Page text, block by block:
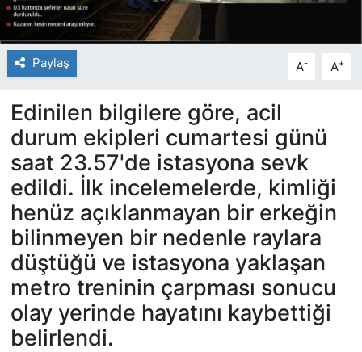
Paylaş A- A+
Edinilen bilgilere göre, acil
durum ekipleri cumartesi günü
saat 23.57'de istasyona sevk
edildi. İlk incelemelerde, kimliği
henüz açıklanmayan bir erkeğin
bilinmeyen bir nedenle raylara
düştüğü ve istasyona yaklaşan
metro treninin çarpması sonucu
olay yerinde hayatını kaybettiği
belirlendi.